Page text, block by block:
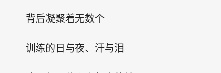
背后凝聚着无数个
训练的日与夜、汗与泪